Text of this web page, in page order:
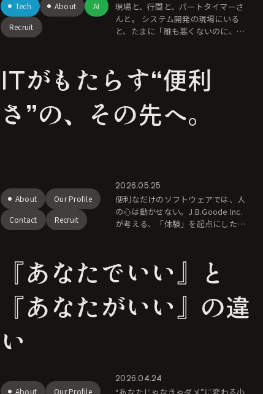
Tech About
AI
Recruit
現場と、行間と、パートタイマーさ
んと。 システム開発の現場にいる
と、たまに「誰も悪くないのに、誰
場の要望を丁寧にヒアリン
ITがもたらす“便利
さ”の、その先へ。
About
Our Profile
Contact
Recruit
2026.05.25
便利なだけのソフトウェアでは、人
の心は動かせない。J.B.Goode Inc.
が考える、「体験」を起点にしたソ
『あなたでいい』と
『あなたがいい』の違
い
About
Our Profile
2026.04.24